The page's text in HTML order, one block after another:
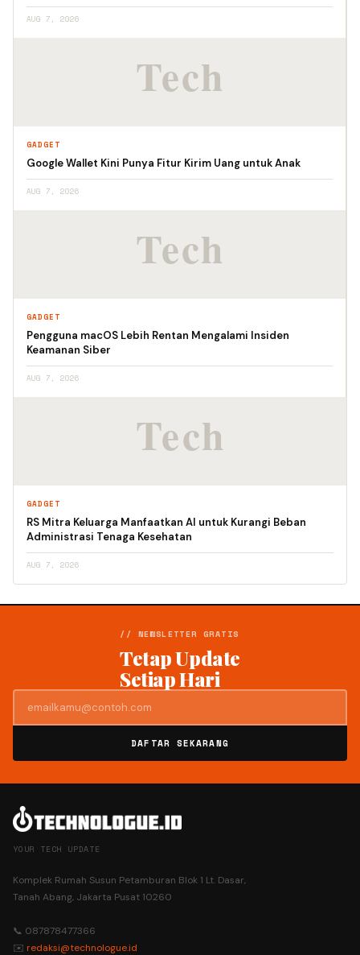
AUG 7, 2026
GADGET
Google Wallet Kini Punya Fitur Kirim Uang untuk Anak
AUG 7, 2026
GADGET
Pengguna macOS Lebih Rentan Mengalami Insiden
Keamanan Siber
AUG 7, 2026
GADGET
RS Mitra Keluarga Manfaatkan AI untuk Kurangi Beban
Administrasi Tenaga Kesehatan
AUG 7, 2026
// NEWSLETTER GRATIS
Tetap Update
Setiap Hari
DAFTAR SEKARANG
YOUR TECH UPDATE
Komplek Rumah Susun Petamburan Blok 1 Lt. Dasar,
Tanah Abang, Jakarta Pusat 10260
📞 087878477366
✉️ redaksi@technologue.id